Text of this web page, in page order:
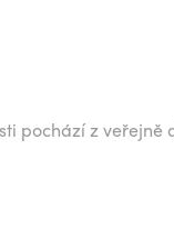
pochází z